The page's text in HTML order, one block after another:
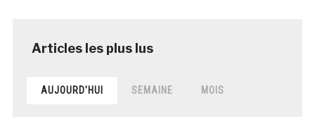
AUJOURD’HUI SEMAINE MOIS